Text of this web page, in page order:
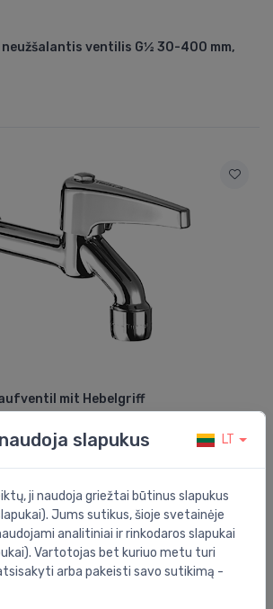
ventilis G½ 30-400 mm,
mit Hebelgriff
slapukus LT
ji naudoja griežtai būtinus slapukus
Jums sutikus, šioje svetainėje
analitiniai ir rinkodaros slapukai
Vartotojas bet kuriuo metu turi
arba pakeisti savo sutikimą -